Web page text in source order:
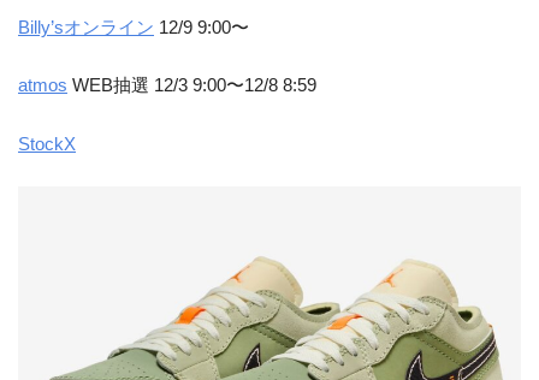
Billy’sオンライン 12/9 9:00〜
atmos WEB抽選 12/3 9:00〜12/8 8:59
StockX